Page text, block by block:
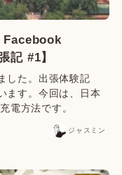
Facebook
記 #1】
した。出張体験記
ます。今回は、日本
電方法です。
ジャスミン